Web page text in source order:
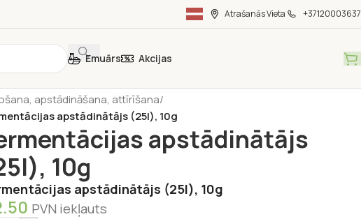
Atrašanās Vieta +37120003637
Emuārs Akcijas
apstādināšana, attīrīšana/
apstādinātājs (25l), 10g
apstādinātājs
10g
apstādinātājs (25l), 10g
PVN iekļauts